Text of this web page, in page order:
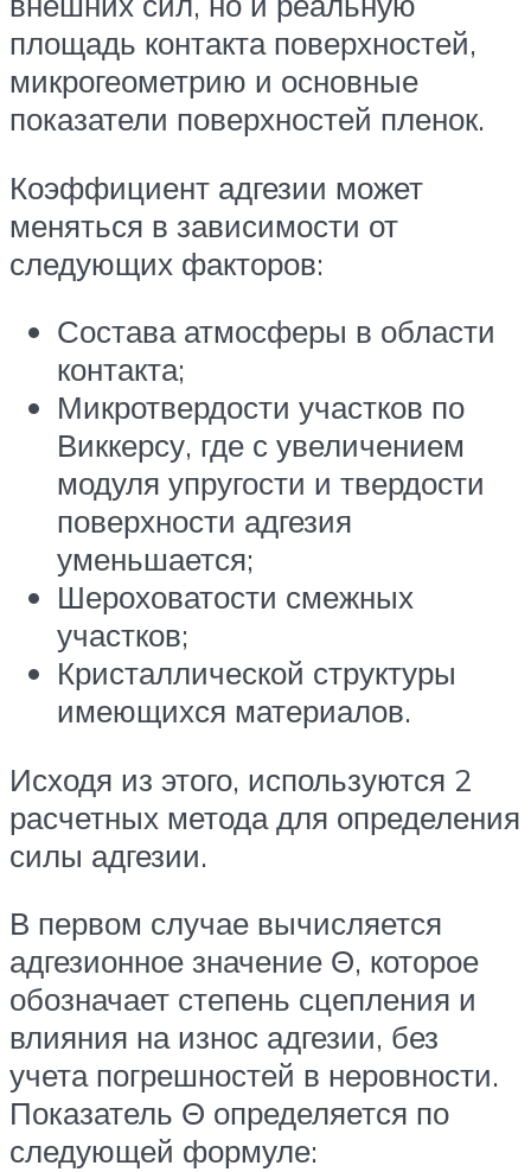
площадь контакта поверхностей,
микрогеометрию и основные
показатели поверхностей пленок.
Коэффициент адгезии может
меняться в зависимости от
следующих факторов:
Состава атмосферы в области
контакта;
Микротвердости участков по
Виккерсу, где с увеличением
модуля упругости и твердости
поверхности адгезия
уменьшается;
Шероховатости смежных
участков;
Кристаллической структуры
имеющихся материалов.
Исходя из этого, используются 2
расчетных метода для определения
силы адгезии.
В первом случае вычисляется
адгезионное значение Θ, которое
обозначает степень сцепления и
влияния на износ адгезии, без
учета погрешностей в неровности.
Показатель Θ определяется по
следующей формуле: